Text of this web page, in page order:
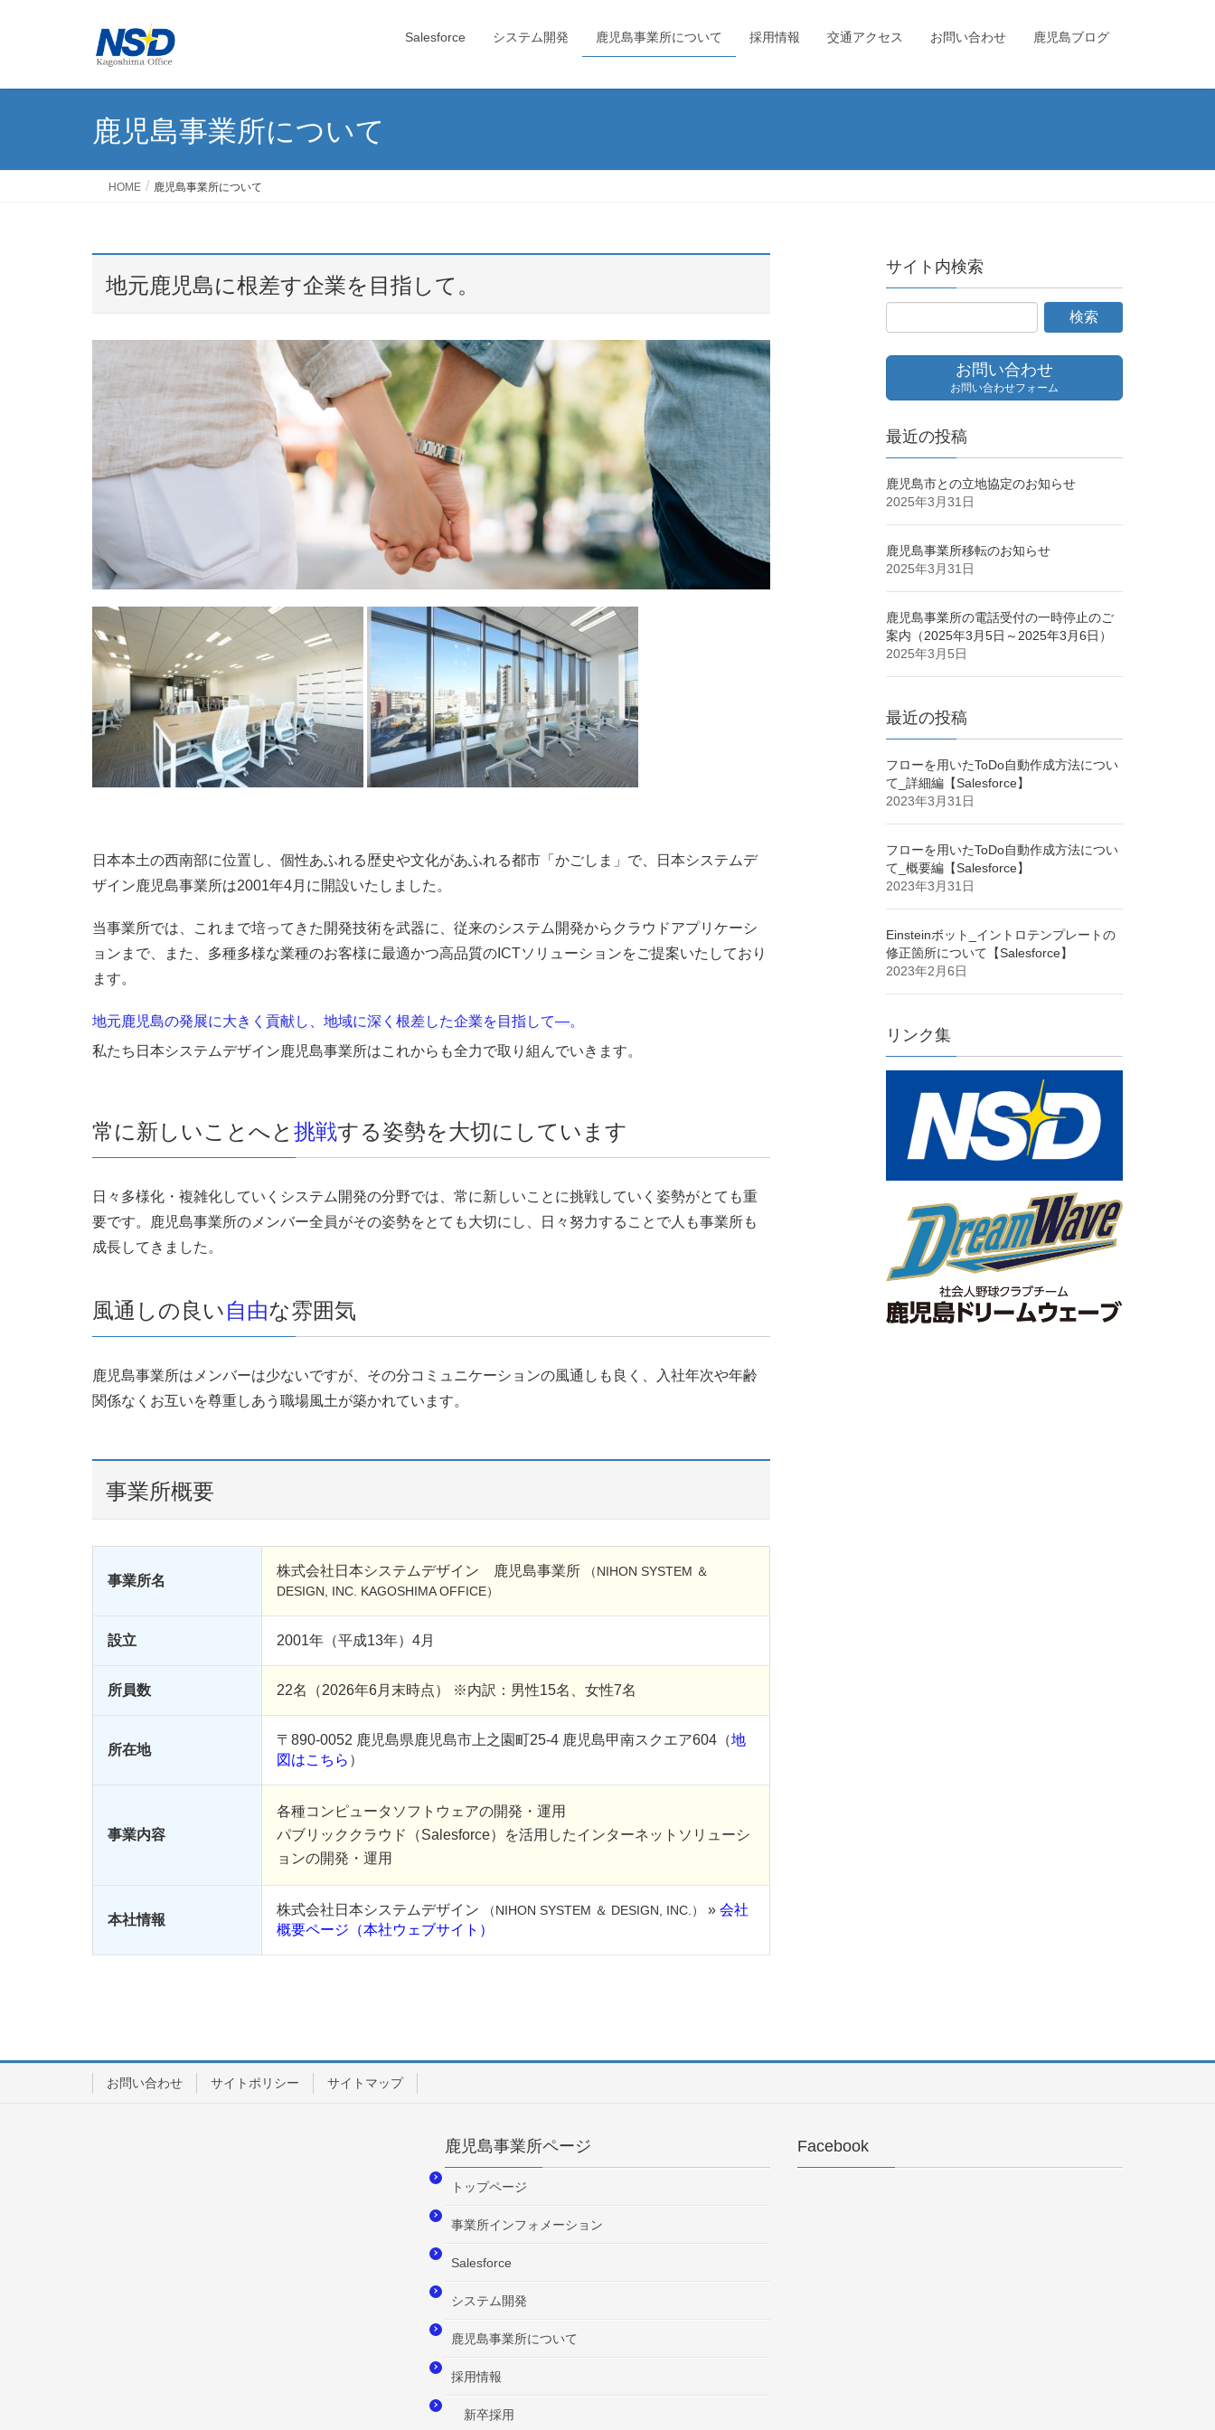
Salesforce システム開発 鹿児島事業所について 採用情報 交通アクセス お問い合わせ 鹿児島ブログ
鹿児島事業所について
HOME 鹿児島事業所について
地元鹿児島に根差す企業を目指して。
日本本土の西南部に位置し、個性あふれる歴史や文化があふれる都市「かごしま」で、日本システムデ
ザイン鹿児島事業所は2001年4月に開設いたしました。
当事業所では、これまで培ってきた開発技術を武器に、従来のシステム開発からクラウドアプリケーシ
ョンまで、また、多種多様な業種のお客様に最適かつ高品質のICTソリューションをご提案いたしており
ます。
地元鹿児島の発展に大きく貢献し、地域に深く根差した企業を目指して―。
私たち日本システムデザイン鹿児島事業所はこれからも全力で取り組んでいきます。
常に新しいことへと 挑戦する姿勢を大切にしています
日々多様化・複雑化していくシステム開発の分野では、常に新しいことに挑戦していく姿勢がとても重
要です。鹿児島事業所のメンバー全員がその姿勢をとても大切にし、日々努力することで人も事業所も
成長してきました。
風通しの良い自由な雰囲気
鹿児島事業所はメンバーは少ないですが、その分コミュニケーションの風通しも良く、入社年次や年齢
関係なくお互いを尊重しあう職場風土が築かれています。
事業所概要
事業所名
株式会社日本システムデザイン 鹿児島事業所
（NIHON SYSTEM ＆
DESIGN, INC. KAGOSHIMA OFFICE）
設立 2001年（平成13年）4月
所員数 22名（2026年6月末時点） ※内訳：男性15名、女性7名
所在地
〒890-0052 鹿児島県鹿児島市上之園町25-4 鹿児島甲南スクエア604（地
図はこちら ）
事業内容
各種コンピュータソフトウェアの開発・運用
パブリッククラウド（Salesforce）を活用したインターネットソリューシ
ョンの開発・運用
本社情報
株式会社日本システムデザイン （NIHON SYSTEM ＆ DESIGN, INC.） » 会社
概要ページ（本社ウェブサイト）
サイト内検索
お問い合わせ
お問い合わせフォーム
最近の投稿
鹿児島市との立地協定のお知らせ
2025年3月31日
鹿児島事業所移転のお知らせ
2025年3月31日
鹿児島事業所の電話受付の一時停止のご
案内（2025年3月5日～2025年3月6日）
2025年3月5日
最近の投稿
フローを用いたToDo自動作成方法につい
て_詳細編【Salesforce】
2023年3月31日
フローを用いたToDo自動作成方法につい
て_概要編【Salesforce】
2023年3月31日
Einsteinボット_イントロテンプレートの
修正箇所について【Salesforce】
2023年2月6日
リンク集
お問い合わせ サイトポリシー サイトマップ
鹿児島事業所ページ
トップページ
事業所インフォメーション
Salesforce
システム開発
鹿児島事業所について
採用情報
新卒採用
Facebook